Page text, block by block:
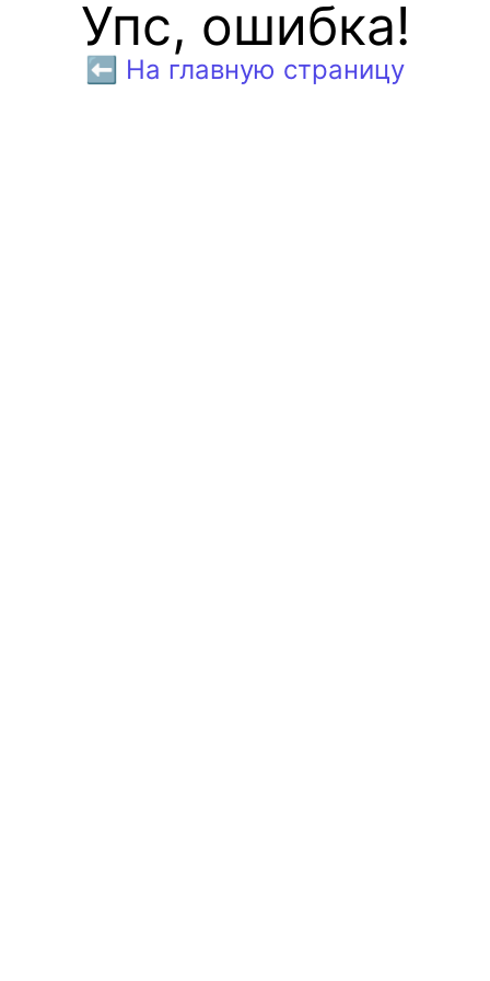
Упс, ошибка!
⬅️ На главную страницу